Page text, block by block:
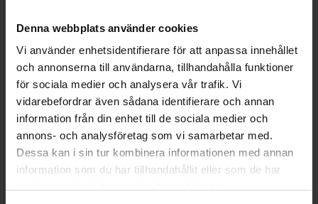
Denna webbplats använder cookies
Vi använder enhetsidentifierare för att anpassa innehållet
och annonserna till användarna, tillhandahålla funktioner
för sociala medier och analysera vår trafik. Vi
vidarebefordrar även sådana identifierare och annan
information från din enhet till de sociala medier och
annons- och analysföretag som vi samarbetar med.
Dessa kan i sin tur kombinera informationen med annan
information som du har tillhandahållit eller som de har